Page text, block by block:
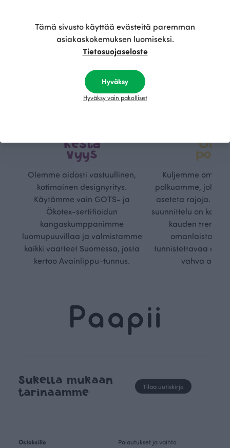
Kestä
vyys
Olemme aidosti vastuullinen,
kotimainen designyritys.
Käytämme vain GOTS- ja
Ökotex-sertifioidun
kangaskumppanimme
luomupuuvillaa ja valmistamme
kaikki vaatteet Suomessa, josta
kertoo Avainlippu-tunnus.
Oma
Kuljemme omaa,
polkuamme, jolla
aseteta rajoja.
suunnittelu on
kauden
omanlaista,
tunnistettavaa
vahva
Sukella mukaan
tarinaamme
Tilaa uutiskirje
Ostoksille
Palautukset ja vaihto
Tämä sivusto käyttää evästeitä paremman
asiakaskokemuksen luomiseksi.
Tietosuojaseloste
Hyväksy
Hyväksy vain pakolliset